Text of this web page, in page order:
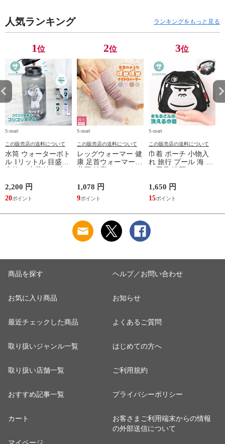
TOPAZ 1410
人気ランキング ランキングをもっと見る
1位
S-mart
この販売店の送料について
水筒 ウォーターボト
ル 1リットル 目盛り
直飲み 中蓋付き 大
マイボトル 動物 ア
ニマル ゴリラ ごリ
ラックス ゴリゴリボ
2,200 円
20
2位
S-mart
この販売店の送料について
レッグウォーマー 健
康 足首ウォーマー
着圧 就寝 おしゃれ
ふんわり 足湯のよう
なぽかぽかナイトウ
ォーマー inf-26
1,078 円
9
3位
S-mart
この販売店の送料について
巾着 ポーチ 小物入
れ 旅行 プール 海 バ
ス用品 洗面セット
サウナ ごリラックス
まもるさんの洗える
巾着 ブラック 黒
1,650 円
15
商品を探す
お気に入り商品
最近チェックした商品
取り扱いジャンル一覧
取り扱い店舗一覧
おすすめ記事一覧
カート
ヘルプ／お問い合わせ
お知らせ
よくあるご質問
はじめての方へ
ご利用規約
プライバシーポリシー
お客さまご利用端末からの情報
の外部送信について